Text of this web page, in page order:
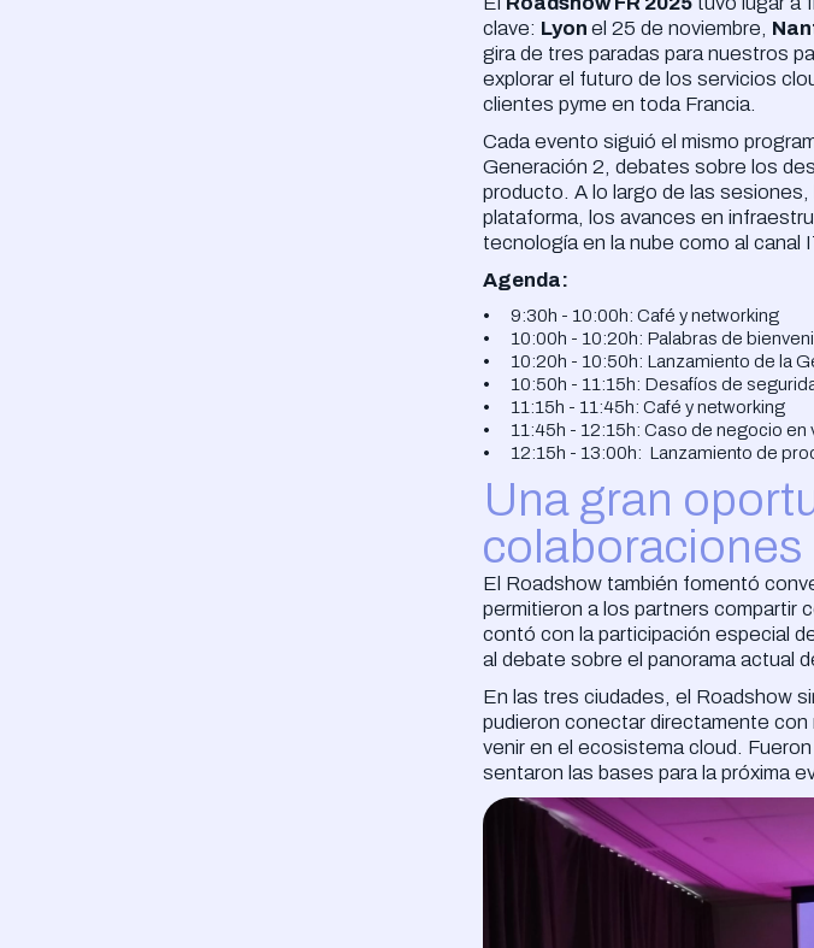
clave: Lyonel 25 de noviembre,
gira de tres paradas para nuestros
explorar el futuro de los servicios
clientes pyme en toda Francia.
Cada evento siguió el mismo
Generación 2, debates sobre los
producto. A lo largo de las
plataforma, los avances en
tecnología en la nube como al canal
Agenda:
9:30h - 10:00h: Café y networking
10:00h - 10:20h: Palabras de
10:20h - 10:50h: Lanzamiento de la
10:50h - 11:15h: Desafíos de
11:15h - 11:45h: Café y networking
11:45h - 12:15h: Caso de negocio en
12:15h - 13:00h: Lanzamiento de
Una gran
colaboraciones
El Roadshow también fomentó
permitieron a los partners compartir
contó con la participación especial
al debate sobre el panorama actual
En las tres ciudades, el Roadshow
pudieron conectar directamente
venir en el ecosistema cloud.
sentaron las bases para la próxima